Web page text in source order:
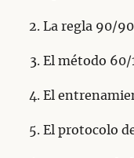
La regla 90/
El método 60/
El
El protocolo